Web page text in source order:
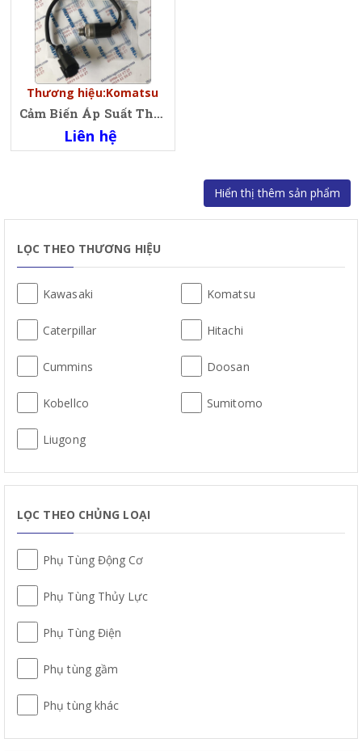
Thương hiệu:Komatsu
Cảm Biến Áp Suất Thấp Xe Xúc Lật Komatsu, Oil low pressure sensor Wheel Loader Komatsu
Liên hệ
LỌC THEO THƯƠNG HIỆU
Kawasaki Komatsu
Caterpillar Hitachi
Cummins Doosan
Kobellco Sumitomo
Liugong
LỌC THEO CHỦNG LOẠI
Phụ Tùng Động Cơ
Phụ Tùng Thủy Lực
Phụ Tùng Điện
Phụ tùng gầm
Phụ tùng khác